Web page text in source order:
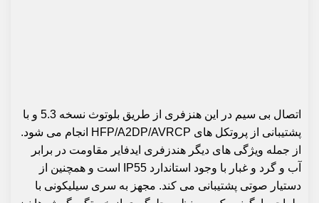
اتصال بی سیم در این هنزفری از طریق بلوتوث نسخه 5.3 و با
پشتیبانی از پروتکل های HFP/A2DP/AVRCP انجام می شود.
از جمله ویژگی های دیگر هندزفری ایدفایر مقاومت در برابر
آب و گرد و غبار با وجود استاندارد IP55 است و همچنین از
دستیار صوتی پشتیبانی می کند. مجهز به سری سیلیکونی با